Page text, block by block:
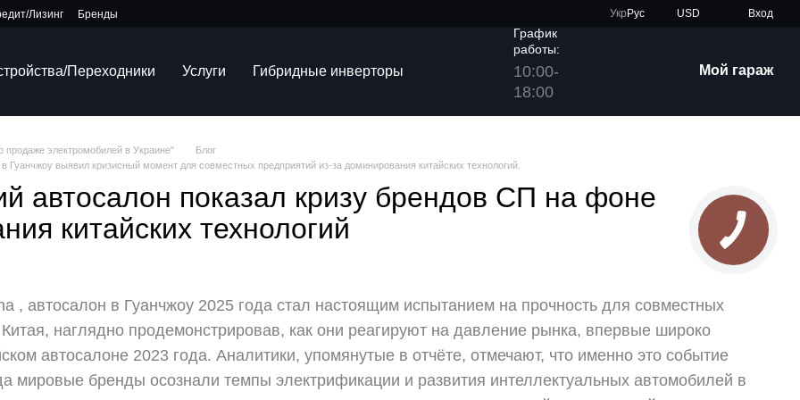
Лизинг Бренды Укр Рус USD Вход
Переходники Услуги Гибридные инверторы
График
работы:
10:00-
18:00
Мой гараж
электромобилей в Украине"
Блог
в Гуанчжоу выявил кризисный момент для совместных предприятий из-за доминирования китайских технологий.
автосалон показал кризу брендов СП на фоне
китайских технологий
, автосалон в Гуанчжоу 2025 года стал настоящим испытанием на прочность для совместных
наглядно продемонстрировав, как они реагируют на давление рынка, впервые широко
автосалоне 2023 года. Аналитики, упомянутые в отчёте, отмечают, что именно это событие
мировые бренды осознали темпы электрификации и развития интеллектуальных автомобилей в